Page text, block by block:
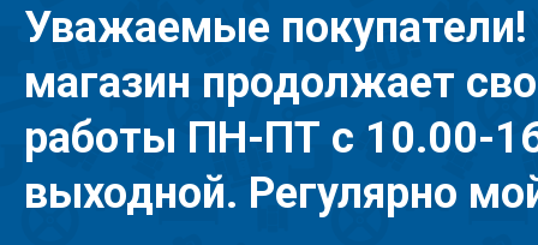
Уважаемые
магазин продолжает
работы ПН-ПТ с 10.00-
выходной. Регулярно